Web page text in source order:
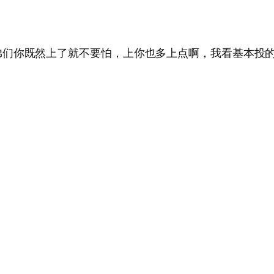
你既然上了就不要怕，上你也多上点啊，我看基本投